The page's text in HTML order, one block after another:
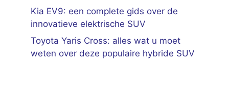
Kia EV9: een complete gids over de
innovatieve elektrische SUV
Toyota Yaris Cross: alles wat u moet
weten over deze populaire hybride SUV